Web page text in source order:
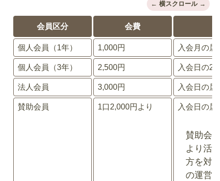
会員区分 会費
個人会員（1年） 1,000円 入会月の
個人会員（3年） 2,500円 入会日の2
法人会員 3,000円 入会日の
賛助会員 1口2,000円より 入会日の
賛助会
より活
方を対
の運営